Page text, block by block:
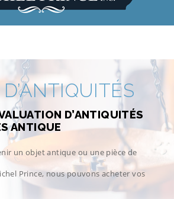
D’ANTIQUITÉS
ANTIQUE
un objet antique ou une pièce de
Prince, nous pouvons acheter vos